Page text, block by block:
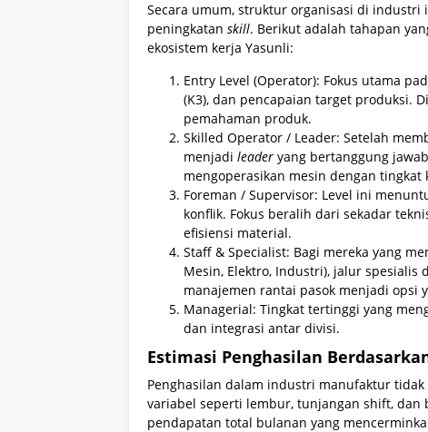
Secara umum, struktur organisasi di
peningkatan skill. Berikut adalah tahapan
ekosistem kerja Yasunli:
Entry Level (Operator): Fokus utama
(K3), dan pencapaian target produksi.
pemahaman produk.
Skilled Operator / Leader: Setelah
menjadi leader yang bertanggung
mengoperasikan mesin dengan
Foreman / Supervisor: Level ini
konflik. Fokus beralih dari sekadar
efisiensi material.
Staff & Specialist: Bagi mereka yang
Mesin, Elektro, Industri), jalur spesialis
manajemen rantai pasok menjadi opsi
Managerial: Tingkat tertinggi yang
dan integrasi antar divisi.
Estimasi Penghasilan
Penghasilan dalam industri manufaktur
variabel seperti lembur, tunjangan shift, dan
pendapatan total bulanan yang